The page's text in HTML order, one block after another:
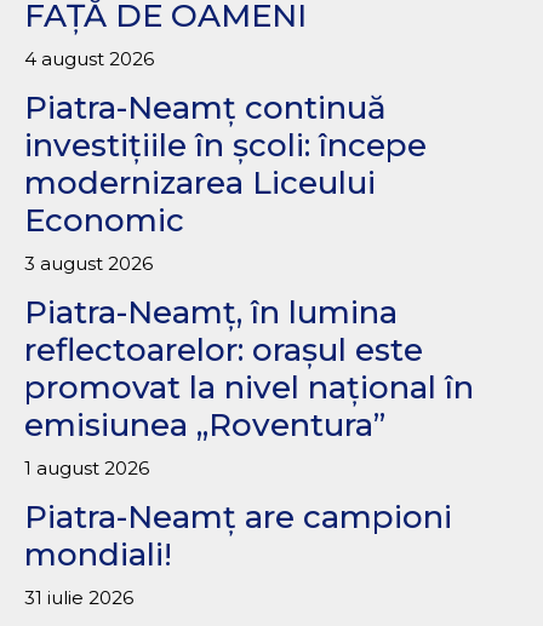
FAȚĂ DE OAMENI
4 august 2026
Piatra-Neamț continuă
investițiile în școli: începe
modernizarea Liceului
Economic
3 august 2026
Piatra-Neamț, în lumina
reflectoarelor: orașul este
promovat la nivel național în
emisiunea „Roventura”
1 august 2026
Piatra-Neamț are campioni
mondiali!
31 iulie 2026